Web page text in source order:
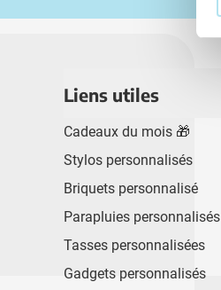
Liens utiles
Cadeaux du mois 🎁
Stylos personnalisés
Briquets personnalisé
Parapluies personnalisés
Tasses personnalisées
Gadgets personnalisés